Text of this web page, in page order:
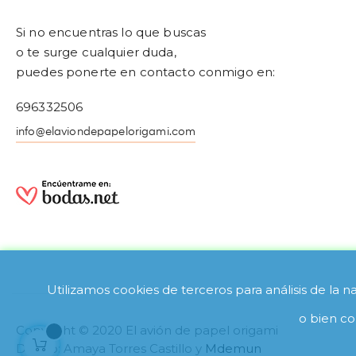
Si no encuentras lo que buscas
o te surge cualquier duda,
puedes ponerte en contacto conmigo en:
696332506
info@elaviondepapelorigami.com
Copyright © 2020 El avión de papel origami
Diseño: Amaya Torres Castillo y Mdemun
Utilizamos cookies de terceros para análisis de la
o bien